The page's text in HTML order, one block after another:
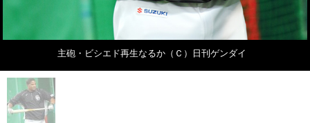
主砲・ビシエド再生なるか（Ｃ）日刊ゲンダイ